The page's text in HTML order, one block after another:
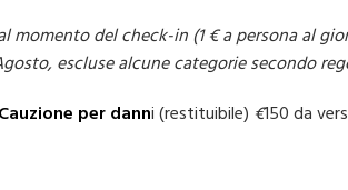
momento del check-in (1 € a personaal
, escluse alcune categorie secondo
Cauzione per danni (restituibile) €150 da